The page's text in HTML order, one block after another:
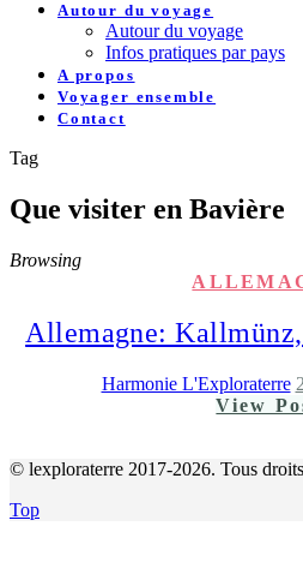
Autour du voyage
Autour du voyage
Infos pratiques par pays
A propos
Voyager ensemble
Contact
Tag
Que visiter en Bavière
Browsing
Allemagne:
Harmonie L'Exploraterre
View
© lexploraterre 2017-2026. Tous
Top